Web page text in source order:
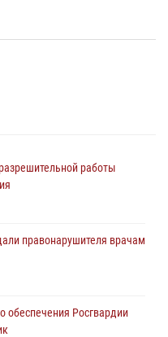
работы
правонарушителя врачам
обеспечения Росгвардии